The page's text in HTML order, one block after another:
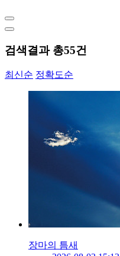
검색결과 총55건
최신순 정확도순
장마의 틈새